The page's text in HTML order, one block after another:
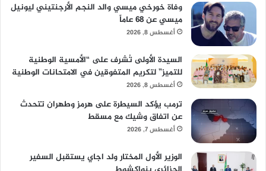
وفاة خورخي ميسي والد النجم الأرجنتيني ليونيل
ميسي عن 68 عاماً
أغسطس 8, 2026
السيدة الأولى تُشرف على “الأمسية الوطنية
للتميز” لتكريم المتفوقين في الامتحانات الوطنية
أغسطس 8, 2026
ترمب يؤكد السيطرة على هرمز وطهران تتحدث
عن اتفاق وشيك مع مسقط
أغسطس 7, 2026
الوزير الأول المختار ولد اجاي يستقبل السفير